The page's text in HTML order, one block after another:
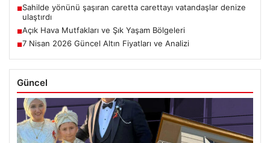
■Sahilde yönünü şaşıran caretta carettayı vatandaşlar denize
ulaştırdı
■Açık Hava Mutfakları ve Şık Yaşam Bölgeleri
■7 Nisan 2026 Güncel Altın Fiyatları ve Analizi
Güncel